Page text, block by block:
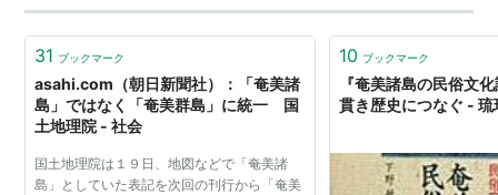
31 ブックマーク
asahi.com（朝日新聞社）：「奄美諸
島」ではなく「奄美群島」に統一 国
土地理院 - 社会
国土地理院は１９日、地図などで「奄美諸
島」としていた表記を次回の刊行から「奄美
10 ブックマーク
『奄美諸島の民俗文
貫き歴史につなぐ - 琉